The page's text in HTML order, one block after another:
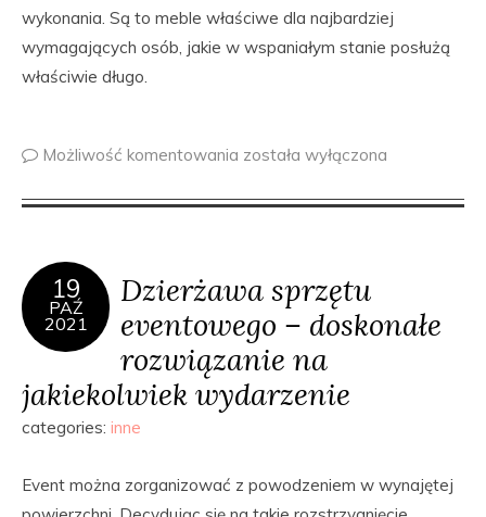
wykonania. Są to meble właściwe dla najbardziej
wymagających osób, jakie w wspaniałym stanie posłużą
właściwie długo.
Możliwość komentowania została wyłączona
19
PAŹ
2021
Dzierżawa sprzętu
eventowego – doskonałe
rozwiązanie na
jakiekolwiek wydarzenie
categories: inne
Event można zorganizować z powodzeniem w wynajętej